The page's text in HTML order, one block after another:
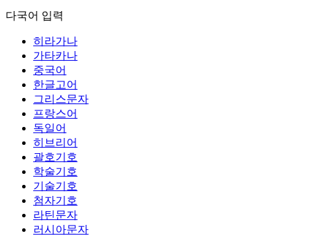
다국어 입력
히라가나
가타카나
중국어
한글고어
그리스문자
프랑스어
독일어
히브리어
괄호기호
학술기호
기술기호
첨자기호
라틴문자
러시아문자